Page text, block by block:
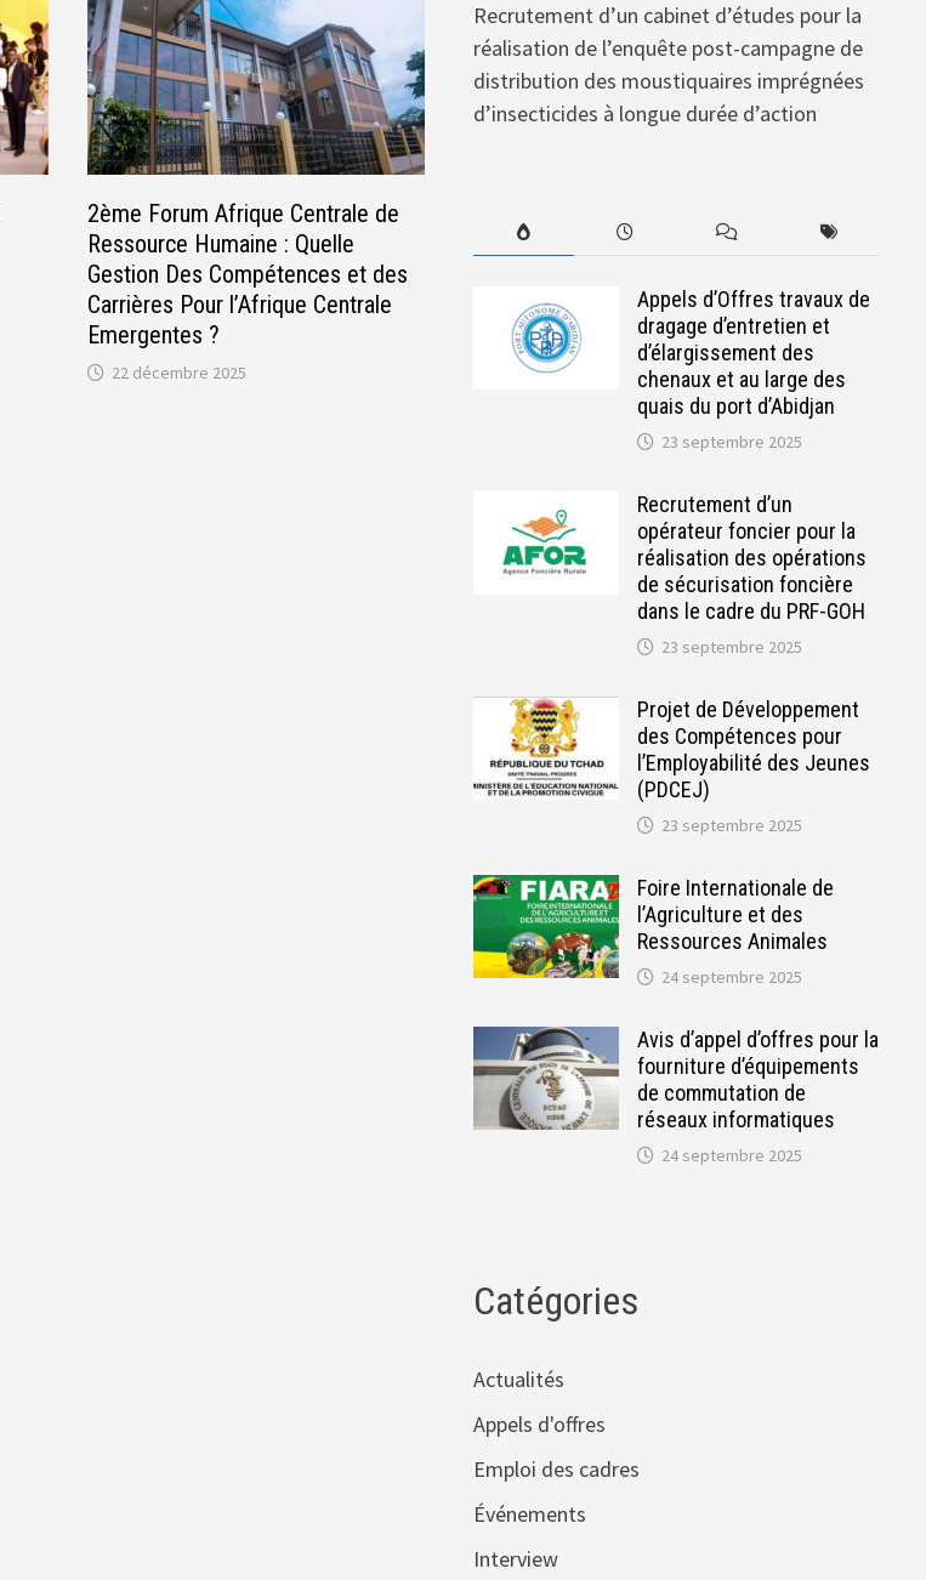
2ème Forum Afrique Centrale de
Ressource Humaine : Quelle
Gestion Des Compétences et des
Carrières Pour l’Afrique Centrale
Emergentes ?
22 décembre 2025
Recrutement d’un cabinet d’études pour la
réalisation de l’enquête post-campagne de
distribution des moustiquaires imprégnées
d’insecticides à longue durée d’action
Appels d’Offres travaux de
dragage d’entretien et
d’élargissement des
chenaux et au large des
quais du port d’Abidjan
23 septembre 2025
Recrutement d’un
opérateur foncier pour la
réalisation des opérations
de sécurisation foncière
dans le cadre du PRF-GOH
23 septembre 2025
Projet de Développement
des Compétences pour
l’Employabilité des Jeunes
(PDCEJ)
23 septembre 2025
Foire Internationale de
l’Agriculture et des
Ressources Animales
24 septembre 2025
Avis d’appel d’offres pour la
fourniture d’équipements
de commutation de
réseaux informatiques
24 septembre 2025
Catégories
Actualités
Appels d'offres
Emploi des cadres
Événements
Interview